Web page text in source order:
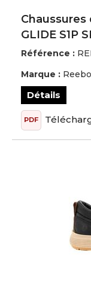
Chaussures
GLIDE S1P
Référence :
Marque :
Détails
PDF